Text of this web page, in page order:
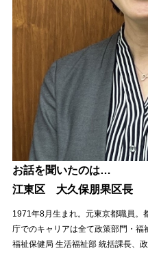
お話を聞いたのは…
江東区 大久保朋果区長
1971年8月生まれ。元東京都職員。
庁でのキャリアは全て政策部門・福
福祉保健局 生活福祉部 統括課長、